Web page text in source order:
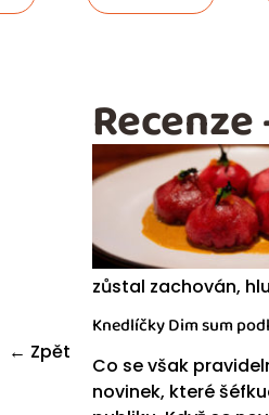
← Zpět
zůstal zachován,
Knedlíčky Dim sum
Co se však
novinek, které
Recenze